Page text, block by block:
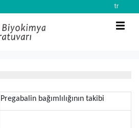
tr
Pregabalin bağımlılığının takibi